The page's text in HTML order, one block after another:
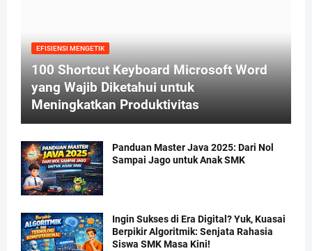
EFISIENSI MENGETIK
100 Shortcut Keyboard Microsoft Word
yang Wajib Diketahui untuk
Meningkatkan Produktivitas
Panduan Master Java 2025: Dari Nol
Sampai Jago untuk Anak SMK
Ingin Sukses di Era Digital? Yuk, Kuasai
Berpikir Algoritmik: Senjata Rahasia
Siswa SMK Masa Kini!